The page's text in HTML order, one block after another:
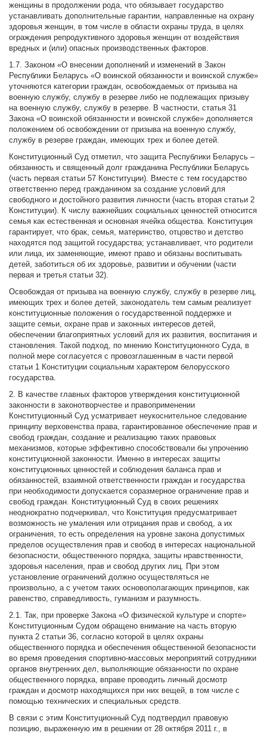
женщины в продолжении рода, что обязывает государство
устанавливать дополнительные гарантии, направленные на охрану
здоровья женщин, в том числе в области охраны труда, в целях
ограждения репродуктивного здоровья женщин от воздействия
вредных и (или) опасных производственных факторов.
1.7. Законом «О внесении дополнений и изменений в Закон
Республики Беларусь «О воинской обязанности и воинской службе»
уточняются категории граждан, освобождаемых от призыва на
военную службу, службу в резерве либо не подлежащих призыву
на военную службу, службу в резерве. В частности, статья 31
Закона «О воинской обязанности и воинской службе» дополняется
положением об освобождении от призыва на военную службу,
службу в резерве граждан, имеющих трех и более детей.
Конституционный Суд отметил, что защита Республики Беларусь –
обязанность и священный долг гражданина Республики Беларусь
(часть первая статьи 57 Конституции). Вместе с тем государство
ответственно перед гражданином за создание условий для
свободного и достойного развития личности (часть вторая статьи 2
Конституции). К числу важнейших социальных ценностей относится
семья как естественная и основная ячейка общества. Конституция
гарантирует, что брак, семья, материнство, отцовство и детство
находятся под защитой государства; устанавливает, что родители
или лица, их заменяющие, имеют право и обязаны воспитывать
детей, заботиться об их здоровье, развитии и обучении (части
первая и третья статьи 32).
Освобождая от призыва на военную службу, службу в резерве лиц,
имеющих трех и более детей, законодатель тем самым реализует
конституционные положения о государственной поддержке и
защите семьи, охране прав и законных интересов детей,
обеспечении благоприятных условий для их развития, воспитания и
становления. Такой подход, по мнению Конституционного Суда, в
полной мере согласуется с провозглашенным в части первой
статьи 1 Конституции социальным характером белорусского
государства.
2. В качестве главных факторов утверждения конституционной
законности в законотворчестве и правоприменении
Конституционный Суд усматривает неукоснительное следование
принципу верховенства права, гарантированное обеспечение прав и
свобод граждан, создание и реализацию таких правовых
механизмов, которые эффективно способствовали бы упрочению
конституционной законности. Именно в интересах защиты
конституционных ценностей и соблюдения баланса прав и
обязанностей, взаимной ответственности граждан и государства
при необходимости допускается соразмерное ограничение прав и
свобод граждан. Конституционный Суд в своих решениях
неоднократно подчеркивал, что Конституция предусматривает
возможность не умаления или отрицания прав и свобод, а их
ограничения, то есть определения на уровне закона допустимых
пределов осуществления прав и свобод в интересах национальной
безопасности, общественного порядка, защиты нравственности,
здоровья населения, прав и свобод других лиц. При этом
установление ограничений должно осуществляться не
произвольно, а с учетом таких основополагающих принципов, как
равенство, справедливость, гуманизм и разумность.
2.1. Так, при проверке Закона «О физической культуре и спорте»
Конституционным Судом обращено внимание на часть вторую
пункта 2 статьи 36, согласно которой в целях охраны
общественного порядка и обеспечения общественной безопасности
во время проведения спортивно-массовых мероприятий сотрудники
органов внутренних дел, выполняющие обязанности по охране
общественного порядка, вправе проводить личный досмотр
граждан и досмотр находящихся при них вещей, в том числе с
помощью технических и специальных средств.
В связи с этим Конституционный Суд подтвердил правовую
позицию, выраженную им в решении от 28 октября 2011 г., в